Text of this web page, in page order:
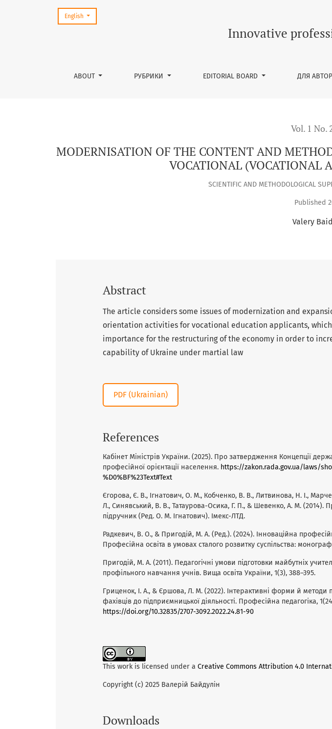
MODERNISATION OF THE CONTENT AND METHODS OF VOCATIONAL
Innovative
ABOUT РУБРИКИ EDITORIAL BOARD ДЛЯ
Change the language. The current language is:
English
Vol. 1 No.
MODERNISATION OF THE CONTENT AND
VOCATIONAL (VOCATIONAL
SCIENTIFIC AND METHODOLOGICAL
Published
Valery
Abstract
The article considers some issues of modernization and
orientation activities for vocational education applicants,
importance for the restructuring of the economy in order to
capability of Ukraine under martial law
PDF (Ukrainian)
References
Кабінет Міністрів України. (2025). Про затвердження Концепції
професійної орієнтації населення. https://zakon.rada.gov.ua/laws/
%D0%BF%23Text#Text
Єгорова, Є. В., Ігнатович, О. М., Кобченко, В. В., Литвинова, Н. І.,
Л., Синявський, В. В., Татаурова-Осика, Г. П., & Шевенко, А. М. (2014).
підручник (Ред. О. М. Ігнатович). Імекс-ЛТД.
Радкевич, В. О., & Пригодій, М. А. (Ред.). (2024). Інноваційна
Професійна освіта в умовах сталого розвитку суспільства:
Пригодій, М. А. (2011). Педагогічні умови підготовки майбутніх
профільного навчання учнів. Вища освіта України, 1(3), 388–395.
Гриценок, I. А., & Єршова, Л. М. (2022). Інтерактивні форми й методи
фахівців до підприємницької діяльності. Професійна педагогіка,
https://doi.org/10.32835/2707-3092.2022.24.81-90
This work is licensed under a Creative Commons Attribution 4.0
Copyright (c) 2025 Валерій Байдулін
Downloads